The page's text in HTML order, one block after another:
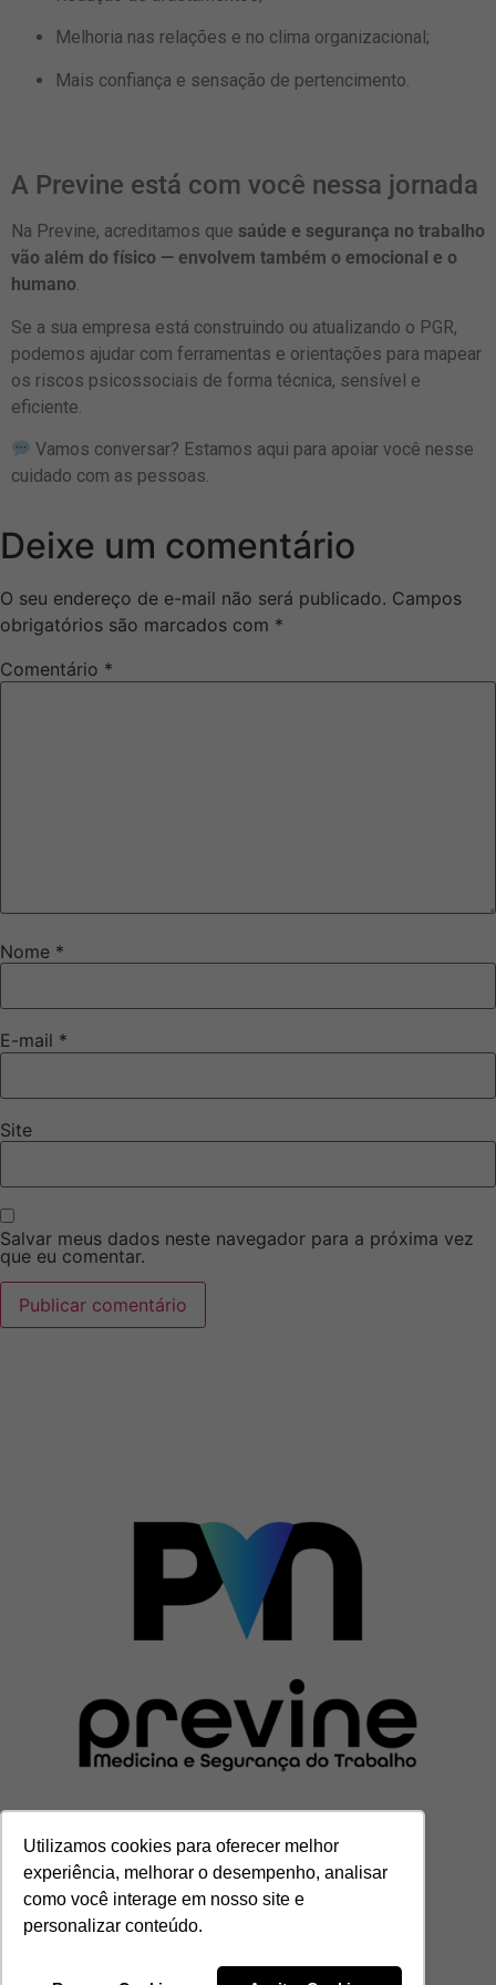
Utilizamos cookies para oferecer melhor
experiência, melhorar o desempenho, analisar
como você interage em nosso site e
personalizar conteúdo.
Melhoria nas relações e no clima organizacional;
Mais confiança e sensação de pertencimento.
A Previne está com você nessa jornada
Na Previne, acreditamos que saúde e segurança no trabalho
vão além do físico — envolvem também o emocional e o
humano.
Se a sua empresa está construindo ou atualizando o PGR,
podemos ajudar com ferramentas e orientações para mapear
os riscos psicossociais de forma técnica, sensível e
eficiente.
Vamos conversar? Estamos aqui para apoiar você nesse
cuidado com as pessoas.
Deixe um comentário
O seu endereço de e-mail não será publicado. Campos
obrigatórios são marcados com *
Comentário *
Nome *
E-mail *
Site
Salvar meus dados neste navegador para a próxima vez
que eu comentar.